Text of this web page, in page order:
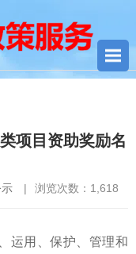
项目资助奖励名
| 浏览次数： 1,618
运用、保护、管理和